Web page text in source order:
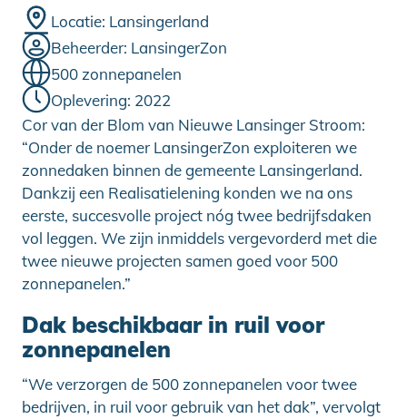
Locatie: Lansingerland
Beheerder: LansingerZon
500 zonnepanelen
Oplevering: 2022
Cor van der Blom van Nieuwe Lansinger Stroom:
“Onder de noemer LansingerZon exploiteren we
zonnedaken binnen de gemeente Lansingerland.
Dankzij een Realisatielening konden we na ons
eerste, succesvolle project nóg twee bedrijfsdaken
vol leggen. We zijn inmiddels vergevorderd met die
twee nieuwe projecten samen goed voor 500
zonnepanelen.”
Dak beschikbaar in ruil voor
zonnepanelen
“We verzorgen de 500 zonnepanelen voor twee
bedrijven, in ruil voor gebruik van het dak”, vervolgt